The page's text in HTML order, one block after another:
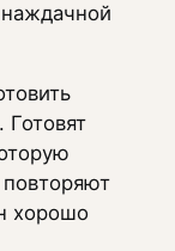
хорошо